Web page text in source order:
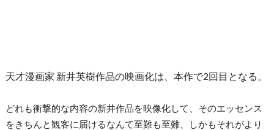
天才漫画家 新井英樹作品の映画化は、本作で2回目となる。
どれも衝撃的な内容の新井作品を映像化して、そのエッセンス
をきちんと観客に届けるなんて至難も至難、しかもそれがより